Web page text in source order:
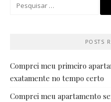
POSTS
Comprei meu primeiro
exatamente no tempo certo
Comprei meu apartamento